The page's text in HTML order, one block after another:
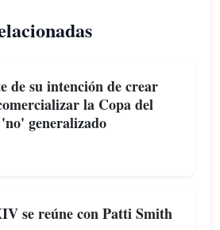
de su intención de crear
la Copa del
generalizado
se reúne con Patti Smith